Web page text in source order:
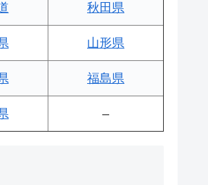
秋田県
山形県
福島県
–